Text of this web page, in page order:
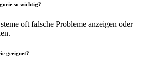
so wichtig?
oft falsche Probleme anzeigen oder
geeignet?